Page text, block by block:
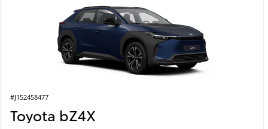
#J152458477
Toyota bZ4X